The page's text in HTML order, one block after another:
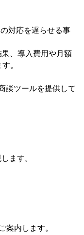
対応を遅らせる事
、導入費用や月額
。
談ツールを提供して
ます。
案内します。